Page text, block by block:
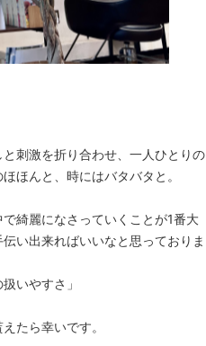
刺激を折り合わせ、一人ひとりの
ほんと、時にはバタバタと。
綺麗になさっていくことが1番大
い出来ればいいなと思っておりま
いやすさ」
たら幸いです。